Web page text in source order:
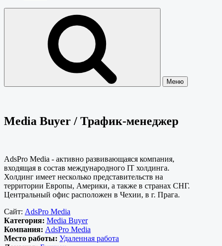
Меню
Media Buyer / Трафик-менеджер
AdsPro Media - активно развивающаяся компания,
входящая в состав международного IT холдинга.
Холдинг имеет несколько представительств на
территории Европы, Америки, а также в странах СНГ.
Центральный офис расположен в Чехии, в г. Прага.
Сайт: AdsPro Media
Категория: Media Buyer
Компания: AdsPro Media
Место работы: Удаленная работа